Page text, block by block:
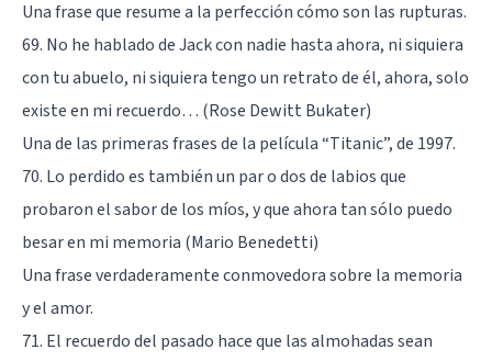
Una frase que resume a la perfección cómo son las rupturas.
69. No he hablado de Jack con nadie hasta ahora, ni siquiera
con tu abuelo, ni siquiera tengo un retrato de él, ahora, solo
existe en mi recuerdo… (Rose Dewitt Bukater)
Una de las primeras frases de la película “Titanic”, de 1997.
70. Lo perdido es también un par o dos de labios que
probaron el sabor de los míos, y que ahora tan sólo puedo
besar en mi memoria (Mario Benedetti)
Una frase verdaderamente conmovedora sobre la memoria
y el amor.
71. El recuerdo del pasado hace que las almohadas sean